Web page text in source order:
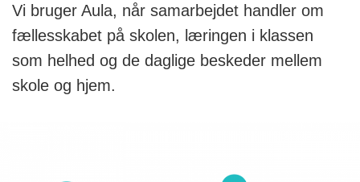
Vi bruger Aula, når samarbejdet handler om
fællesskabet på skolen, læringen i klassen
som helhed og de daglige beskeder mellem
skole og hjem.